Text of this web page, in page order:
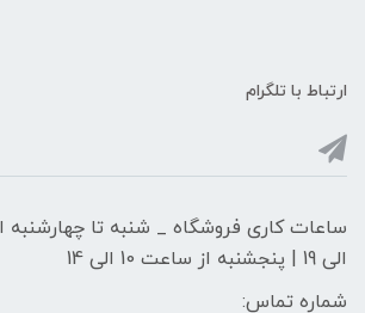
ارتباط با تلگرام
الی 19 | پنجشنبه از ساعت 10 الی 14
شماره تماس: